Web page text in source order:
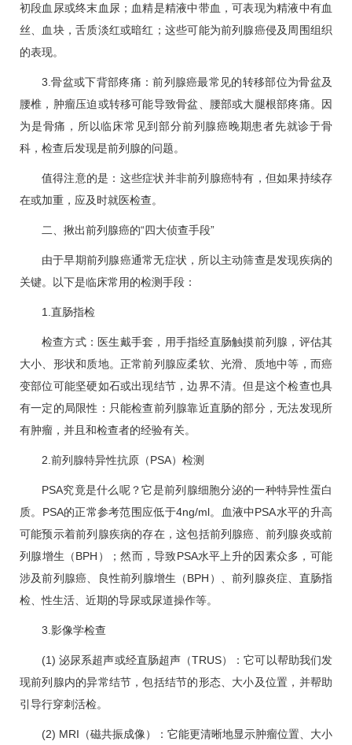
初段血尿或终末血尿；血精是精液中带血，可表现为精液中有血
丝、血块，舌质淡红或暗红；这些可能为前列腺癌侵及周围组织
的表现。
3.骨盆或下背部疼痛：前列腺癌最常见的转移部位为骨盆及
腰椎，肿瘤压迫或转移可能导致骨盆、腰部或大腿根部疼痛。因
为是骨痛，所以临床常见到部分前列腺癌晚期患者先就诊于骨
科 ，检查后发现是前列腺的问题。
值得注意的是：这些症状并非前列腺癌特有，但如果持续存
在或加重，应及时就医检查。
二、揪出前列腺癌的“四大侦查手段”
由于早期前列腺癌通常无症状，所以主动筛查是发现疾病的
关键。以下是临床常用的检测手段：
1.直肠指检
检查方式：医生戴手套，用手指经直肠触摸前列腺，评估其
大小、形状和质地。正常前列腺应柔软、光滑、质地中等，而癌
变部位可能坚硬如石或出现结节，边界不清。但是这个检查也具
有一定的局限性：只能检查前列腺靠近直肠的部分，无法发现所
有肿瘤，并且和检查者的经验有关。
2.前列腺特异性抗原（PSA）检测
PSA究竟是什么呢？它是前列腺细胞分泌的一种特异性蛋白
质。PSA的正常参考范围应低于4ng/ml。血液中PSA水平的升高
可能预示着前列腺疾病的存在，这包括前列腺癌、前列腺炎或前
列腺增生 （BPH）；然而，导致PSA水平上升的因素众多，可能
涉及前列腺癌、良性前列腺增生 （BPH）、前列腺炎症、直肠指
检、性生活、近期的导尿或尿道操作等。
3.影像学检查
(1) 泌尿系超声或经直肠超声（TRUS）：它可以帮助我们发
现前列腺内的异常结节，包括结节的形态、大小及位置，并帮助
引导行穿刺活检。
(2) MRI（磁共振成像）：它能更清晰地显示肿瘤位置、大小